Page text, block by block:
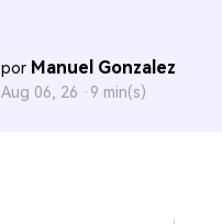
por Manuel Gonzalez
Aug 06, 26 · 9 min(s)